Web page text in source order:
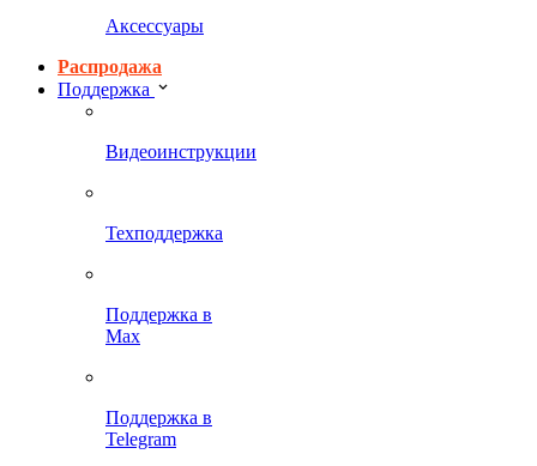
Аксессуары
Распродажа
Поддержка
Видеоинструкции
Техподдержка
Поддержка в
Max
Поддержка в
Telegram